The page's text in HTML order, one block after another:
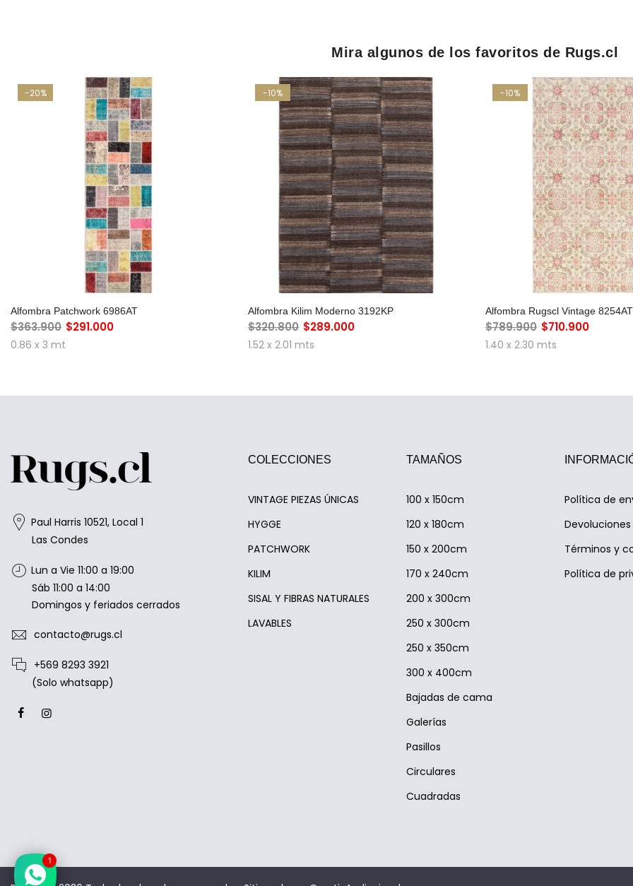
Mira algunos de los favoritos de Rugs.cl
-20%
AGREGAR AL CARRO
Alfombra Patchwork 6986AT
$363.900 $291.000
0.86 x 3 mt
-10%
AGREGAR AL CARRO
Alfombra Kilim Moderno 3192KP
$320.800 $289.000
1.52 x 2.01 mts
-10%
AGREGAR AL
Alfombra Rugscl Vintage 8254AT
$789.900 $710.900
1.40 x 2.30 mts
Paul Harris 10521, Local 1
Las Condes
Lun a Vie 11:00 a 19:00
Sáb 11:00 a 14:00
Domingos y feriados cerrados
contacto@rugs.cl
+569 8293 3921
(Solo whatsapp)
COLECCIONES
VINTAGE PIEZAS ÚNICAS
HYGGE
PATCHWORK
KILIM
SISAL Y FIBRAS NATURALES
LAVABLES
TAMAÑOS
100 x 150cm
120 x 180cm
150 x 200cm
170 x 240cm
200 x 300cm
250 x 300cm
250 x 350cm
300 x 400cm
Bajadas de cama
Galerías
Pasillos
Circulares
Cuadradas
Política de
Términos y
Política de
1